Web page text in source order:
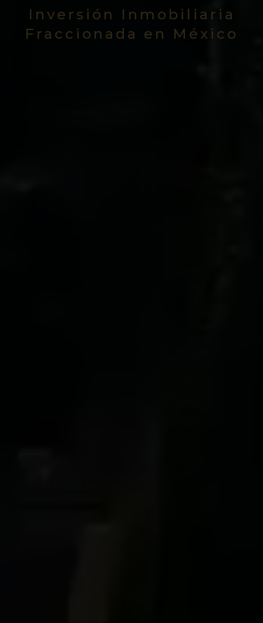
Inversión Inmobiliaria
Fraccionada en México